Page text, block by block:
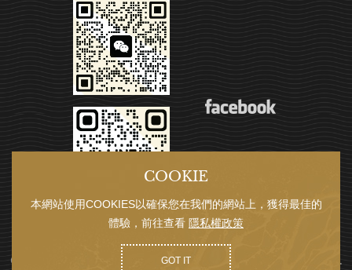
COOKIE
本網站使用COOKIES以確保您在我們的網站上，獲得最佳的
體驗，前往查看 隱私權政策
GOT IT
COPYRIGHT © 潮藝畫廊 IN ART ALL RIGHTS RESERVED.